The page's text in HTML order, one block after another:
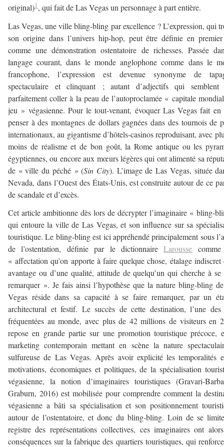
original)1, qui fait de Las Vegas un personnage à part entière.
Las Vegas, une ville bling-bling par excellence ? L’expression, qui
son origine dans l’univers hip-hop, peut être définie en
comme une démonstration ostentatoire de richesses. Passée
langage courant, dans le monde anglophone comme dans le
francophone, l’expression est devenue synonyme de
spectaculaire et clinquant ; autant d’adjectifs qui semblent
parfaitement coller à la peau de l’autoproclamée « capitale
jeu » végasienne. Pour le tout-venant, évoquer Las Vegas fait en
penser à des montagnes de dollars gagnées dans des tournois de
internationaux, au gigantisme d’hôtels-casinos reproduisant, avec
moins de réalisme et de bon goût, la Rome antique ou les
égyptiennes, ou encore aux mœurs légères qui ont alimenté sa
de « ville du péché » (Sin City). L’image de Las Vegas, située
Nevada, dans l’Ouest des États-Unis, est construite autour de ce
de scandale et d’excès.
Cet article ambitionne dès lors de décrypter l’imaginaire « bling-
qui entoure la ville de Las Vegas, et son influence sur sa
touristique. Le bling-bling est ici appréhendé principalement sous
de l’ostentation, définie par le dictionnaireLarousse
« affectation qu’on apporte à faire quelque chose, étalage indiscret
avantage ou d’une qualité, attitude de quelqu’un qui cherche à se
remarquer ». Je fais ainsi l’hypothèse que la nature bling-bling
Vegas réside dans sa capacité à se faire remarquer, par un
architectural et festif. Le succès de cette destination, l’une des
fréquentées au monde, avec plus de 42 millions de visiteurs en
repose en grande partie sur une promotion touristique précoce,
marketing contemporain mettant en scène la nature
sulfureuse de Las Vegas. Après avoir explicité les temporalités
motivations, économiques et politiques, de la spécialisation
végasienne, la notion d’imaginaires touristiques (Gravari-
Graburn, 2016) est mobilisée pour comprendre comment la
végasienne a bâti sa spécialisation et son positionnement
autour de l’ostentatoire, et donc du bling-bling. Loin de se
registre des représentations collectives, ces imaginaires ont
conséquences sur la fabrique des quartiers touristiques, qui